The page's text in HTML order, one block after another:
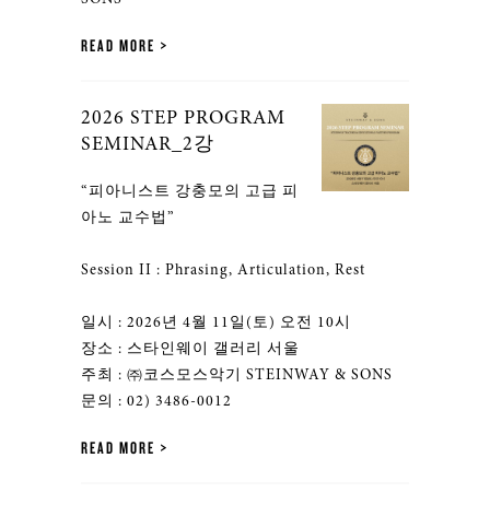
READ MORE
2026 STEP PROGRAM
SEMINAR_2강
“피아니스트 강충모의 고급 피
아노 교수법”
Session II : Phrasing, Articulation, Rest
일시 : 2026년 4월 11일(토) 오전 10시
장소 : 스타인웨이 갤러리 서울
주최 : ㈜코스모스악기 STEINWAY & SONS
문의 : 02) 3486-0012
READ MORE